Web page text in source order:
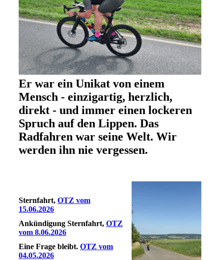
Er war ein Unikat von einem
Mensch - einzigartig, herzlich,
direkt - und immer einen lockeren
Spruch auf den Lippen. Das
Radfahren war seine Welt. Wir
werden ihn nie vergessen.
Sternfahrt, OTZ vom
15.06.2026
Ankündigung Sternfahrt, OTZ
vom 8.06.2026
Eine Frage bleibt. OTZ vom
04.05.2026